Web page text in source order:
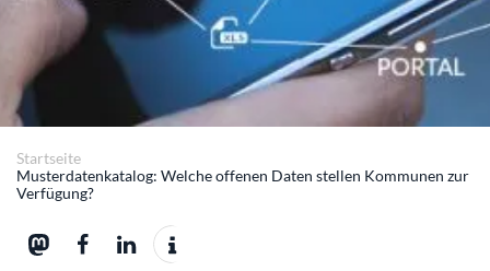
Startseite
Musterdatenkatalog: Welche offenen Daten stellen Kommunen zur
Verfügung?